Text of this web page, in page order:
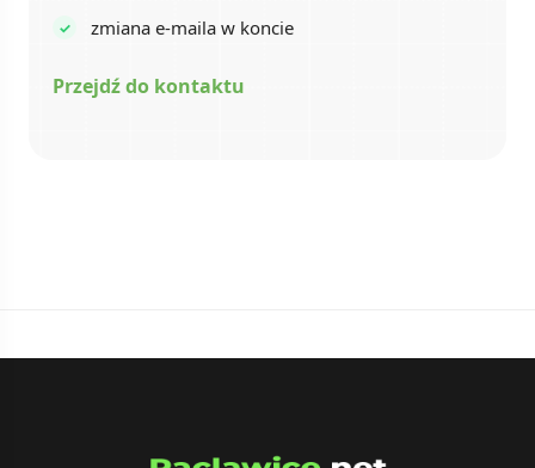
zmiana e-maila w koncie
Przejdź do kontaktu